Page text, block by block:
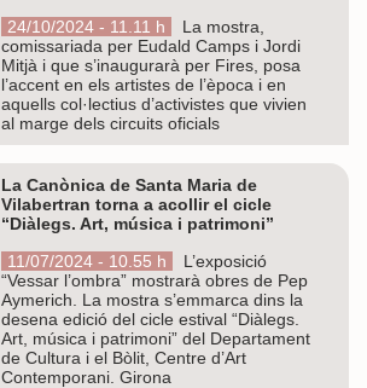
24/10/2024 - 11.11 h
La mostra,
comissariada per Eudald Camps i Jordi
Mitjà i que s’inaugurarà per Fires, posa
l’accent en els artistes de l’època i en
aquells col·lectius d’activistes que vivien
al marge dels circuits oficials
La Canònica de Santa Maria de
Vilabertran torna a acollir el cicle
“Diàlegs. Art, música i patrimoni”
11/07/2024 - 10.55 h
L’exposició
“Vessar l’ombra” mostrarà obres de Pep
Aymerich. La mostra s’emmarca dins la
desena edició del cicle estival “Diàlegs.
Art, música i patrimoni” del Departament
de Cultura i el Bòlit, Centre d’Art
Contemporani. Girona